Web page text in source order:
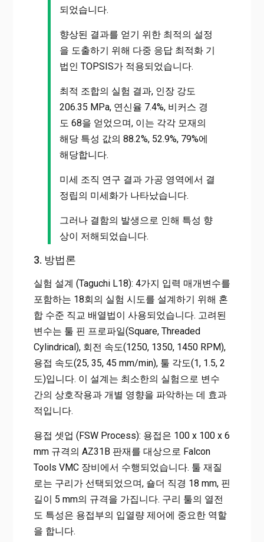
되었습니다.
향상된 결과를 얻기 위한 최적의 설정
을 도출하기 위해 다중 응답 최적화 기
법인 TOPSIS가 적용되었습니다.
최적 조합의 실험 결과, 인장 강도
206.35 MPa, 연신율 7.4%, 비커스 경
도 68을 얻었으며, 이는 각각 모재의
해당 특성 값의 88.2%, 52.9%, 79%에
해당합니다.
미세 조직 연구 결과 가공 영역에서 결
정립의 미세화가 나타났습니다.
그러나 결함의 발생으로 인해 특성 향
상이 저해되었습니다.
3. 방법론
실험 설계 (Taguchi L18): 4가지 입력 매개변수를
포함하는 18회의 실험 시도를 설계하기 위해 혼
합 수준 직교 배열법이 사용되었습니다. 고려된
변수는 툴 핀 프로파일(Square, Threaded
Cylindrical), 회전 속도(1250, 1350, 1450 RPM),
용접 속도(25, 35, 45 mm/min), 툴 각도(1, 1.5, 2
도)입니다. 이 설계는 최소한의 실험으로 변수
간의 상호작용과 개별 영향을 파악하는 데 효과
적입니다.
용접 셋업 (FSW Process): 용접은 100 x 100 x 6
mm 규격의 AZ31B 판재를 대상으로 Falcon
Tools VMC 장비에서 수행되었습니다. 툴 재질
로는 구리가 선택되었으며, 숄더 직경 18 mm, 핀
길이 5 mm의 규격을 가집니다. 구리 툴의 열전
도 특성은 용접부의 입열량 제어에 중요한 역할
을 합니다.